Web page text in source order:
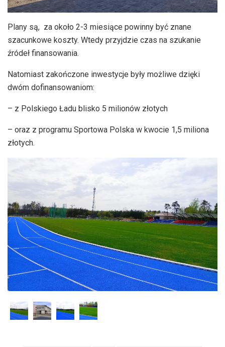
Plany są, za około 2-3 miesiące powinny być znane
szacunkowe koszty. Wtedy przyjdzie czas na szukanie
źródeł finansowania.
Natomiast zakończone inwestycje były możliwe dzięki
dwóm dofinansowaniom:
– z Polskiego Ładu blisko 5 milionów złotych
– oraz z programu Sportowa Polska w kwocie 1,5 miliona
złotych.